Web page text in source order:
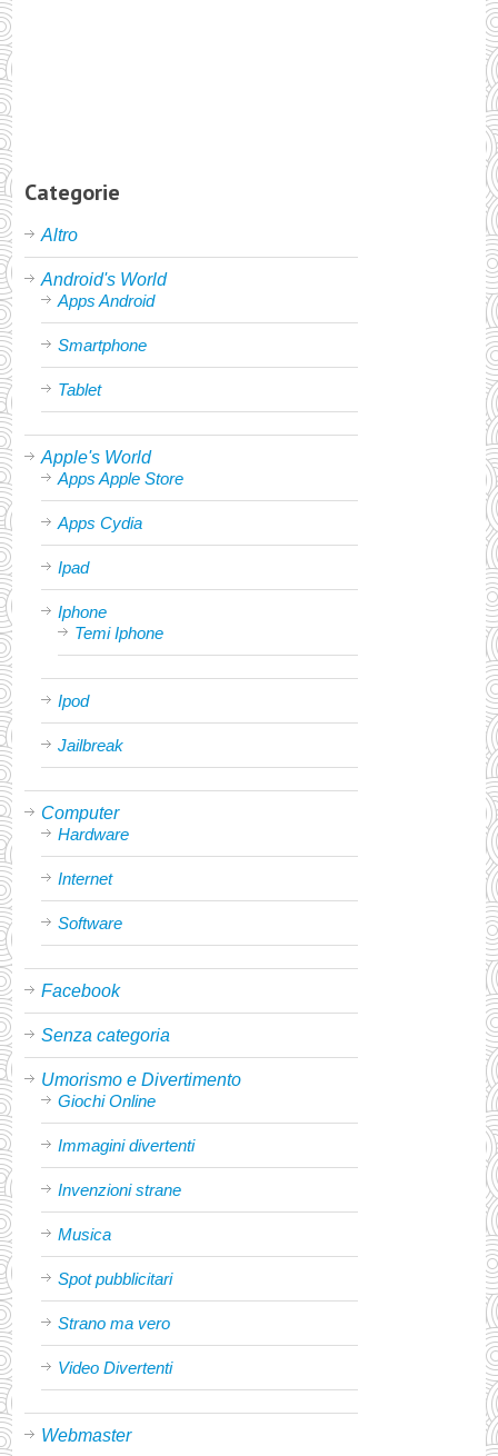
Categorie
Altro
Android's World
Apps Android
Smartphone
Tablet
Apple's World
Apps Apple Store
Apps Cydia
Ipad
Iphone
Temi Iphone
Ipod
Jailbreak
Computer
Hardware
Internet
Software
Facebook
Senza categoria
Umorismo e Divertimento
Giochi Online
Immagini divertenti
Invenzioni strane
Musica
Spot pubblicitari
Strano ma vero
Video Divertenti
Webmaster